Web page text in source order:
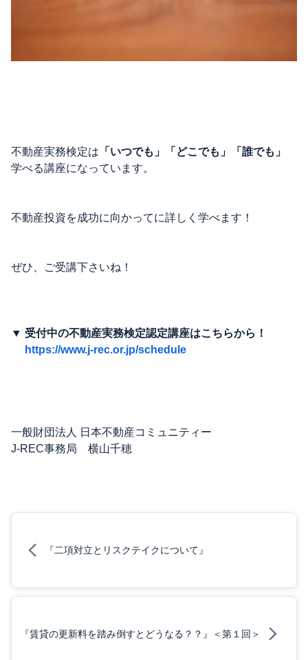
不動産実務検定は 「いつでも」「どこでも」「誰でも」
学べる講座になっています。
不動産投資を成功に向かってに詳しく学べます！
ぜひ、ご受講下さいね！
▼ 受付中の不動産実務検定認定講座はこちらから！
https://www.j-rec.or.jp/schedule
一般財団法人 日本不動産コミュニティー
J-REC事務局 横山千穂
『二項対立とリスクテイクについて』
『賃貸の更新料を踏み倒すとどうなる？？』＜第１回＞